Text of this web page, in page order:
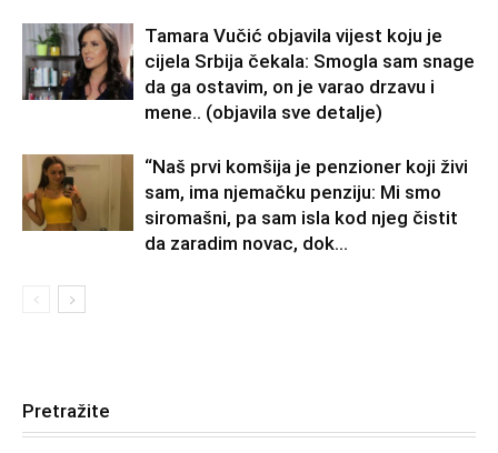
Tamara Vučić objavila vijest koju je
cijela Srbija čekala: Smogla sam snage
da ga ostavim, on je varao drzavu i
mene.. (objavila sve detalje)
“Naš prvi komšija je penzioner koji živi
sam, ima njemačku penziju: Mi smo
siromašni, pa sam isla kod njeg čistit
da zaradim novac, dok...
Pretražite